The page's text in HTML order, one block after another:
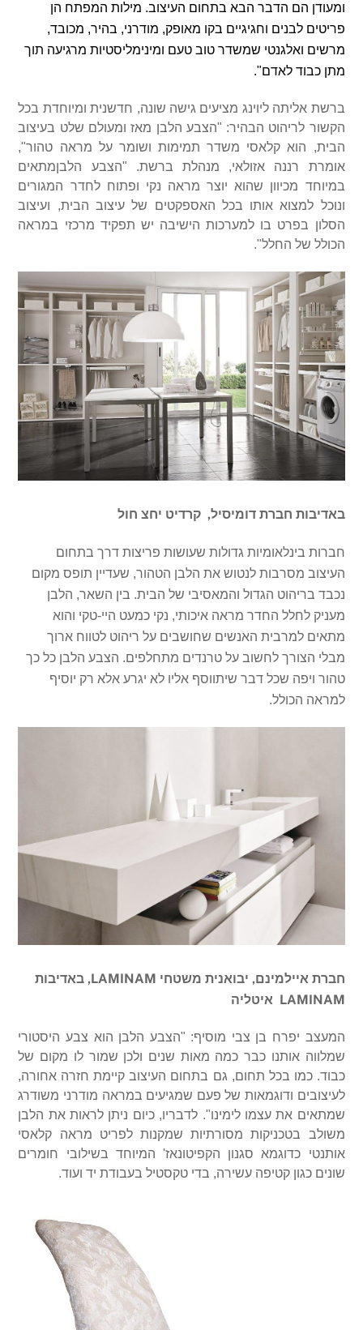
ומעודן הם הדבר הבא בתחום העיצוב. מילות המפתח הן
פריטים לבנים וחגיגיים בקו מאופק, מודרני, בהיר, מכובד,
מרשים ואלגנטי שמשדר טוב טעם ומינימליסטיות מרגיעה תוך
מתן כבוד לאדם".
ברשת אליתה ליוינג מציעים גישה שונה, חדשנית ומיוחדת בכל
הקשור לריהוט הבהיר: "הצבע הלבן מאז ומעולם שלט בעיצוב
הבית, הוא קלאסי משדר תמימות ושומר על מראה טהור",
אומרת רננה אזולאי, מנהלת ברשת. "הצבע הלבןמתאים
במיוחד מכיוון שהוא יוצר מראה נקי ופתוח לחדר המגורים
ונוכל למצוא אותו בכל האספקטים של עיצוב הבית, ועיצוב
הסלון בפרט בו למערכות הישיבה יש תפקיד מרכזי במראה
הכולל של החלל".
באדיבות חברת דומיסיל, קרדיט יחצ חול
חברות בינלאומיות גדולות שעושות פריצות דרך בתחום
העיצוב מסרבות לנטוש את הלבן הטהור, שעדיין תופס מקום
נכבד בריהוט הגדול והמאסיבי של הבית. בין השאר, הלבן
מעניק לחלל החדר מראה איכותי, נקי כמעט היי-טקי והוא
מתאים למרבית האנשים שחושבים על ריהוט לטווח ארוך
מבלי הצורך לחשוב על טרנדים מתחלפים. הצבע הלבן כל כך
טהור ויפה שכל דבר שיתווסף אליו לא יגרע אלא רק יוסיף
למראה הכולל.
חברת איילמינם, יבואנית משטחי LAMINAM, באדיבות
LAMINAM איטליה
המעצב יפרח בן צבי מוסיף: "הצבע הלבן הוא צבע היסטורי
שמלווה אותנו כבר כמה מאות שנים ולכן שמור לו מקום של
כבוד. כמו בכל תחום, גם בתחום העיצוב קיימת חזרה אחורה,
לעיצובים ודוגמאות של פעם שמגיעים במראה מודרני משודרג
שמתאים את עצמו לימינו". לדבריו, כיום ניתן לראות את הלבן
משולב בטכניקות מסורתיות שמקנות לפריט מראה קלאסי
אותנטי כדוגמא סגנון הקפיטונאז' המיוחד בשילובי חומרים
שונים כגון קטיפה עשירה, בדי טקסטיל בעבודת יד ועוד.